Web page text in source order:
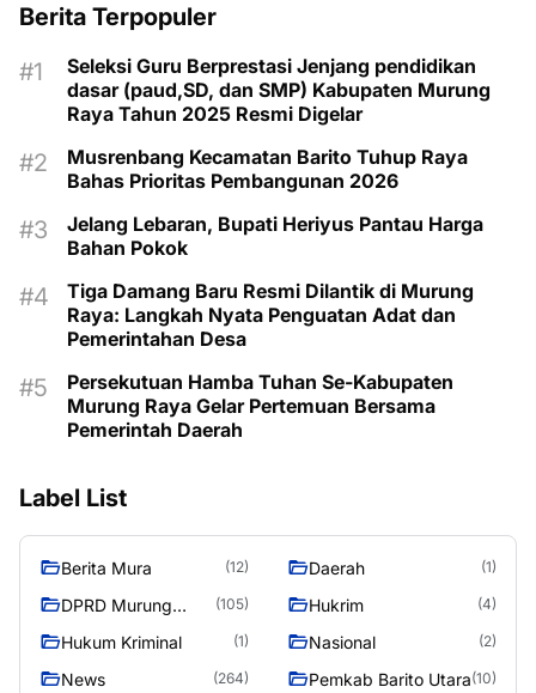
Berita Terpopuler
Seleksi Guru Berprestasi Jenjang pendidikan
dasar (paud,SD, dan SMP) Kabupaten Murung
Raya Tahun 2025 Resmi Digelar
Musrenbang Kecamatan Barito Tuhup Raya
Bahas Prioritas Pembangunan 2026
Jelang Lebaran, Bupati Heriyus Pantau Harga
Bahan Pokok
Tiga Damang Baru Resmi Dilantik di Murung
Raya: Langkah Nyata Penguatan Adat dan
Pemerintahan Desa
Persekutuan Hamba Tuhan Se-Kabupaten
Murung Raya Gelar Pertemuan Bersama
Pemerintah Daerah
Label List
Berita Mura (12) Daerah (1)
DPRD Murung
(105) Hukrim (4)
Hukum Kriminal (1) Nasional (2)
News (264) Pemkab Barito Utara(10)